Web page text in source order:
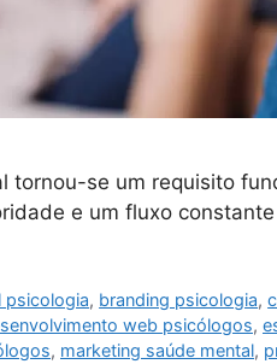
tornou-se um requisito
e um fluxo
psicologia, branding psicologia,
web psicólogos,
, marketing saúde mental,